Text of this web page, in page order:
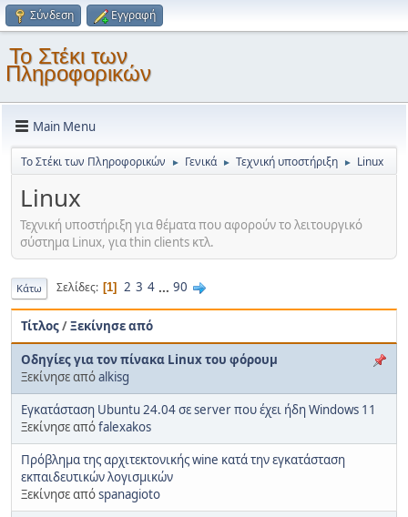
Σύνδεση Εγγραφή
Το Στέκι των
Πληροφορικών
Main Menu
Το Στέκι των Πληροφορικών ► Γενικά ► Τεχνική υποστήριξη ► Linux
Linux
Τεχνική υποστήριξη για θέματα που αφορούν το λειτουργικό
σύστημα Linux, για thin clients κτλ.
Κάτω Σελίδες 1 2 3 4 ... 90
Τίτλος/Ξεκίνησε από
Οδηγίες για τον πίνακα Linux του φόρουμ
Ξεκίνησε απόalkisg
Εγκατάσταση Ubuntu 24.04 σε server που έχει ήδη Windows 11
Ξεκίνησε απόfalexakos
Πρόβλημα της αρχιτεκτονικής wine κατά την εγκατάσταση
εκπαιδευτικών λογισμικών
Ξεκίνησε απόspanagioto